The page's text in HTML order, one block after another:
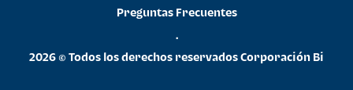
Preguntas Frecuentes
•
2026 © Todos los derechos reservados Corporación Bi